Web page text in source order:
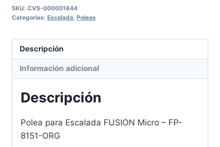
FP-
8151-
cantidad
SKU: CVS-000001844
Categorías: Escalada, Poleas
Descripción
Información adicional
Descripción
Polea para Escalada FUSION Micro – FP-
8151-ORG